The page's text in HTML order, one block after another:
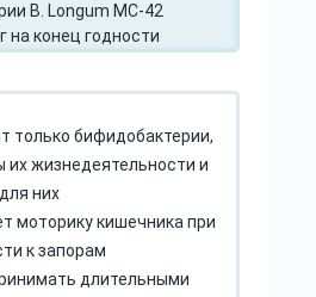
B. Longum MC-42
на конец годности
только бифидобактерии,
их жизнедеятельности и
них
моторику кишечника при
к запорам
длительными